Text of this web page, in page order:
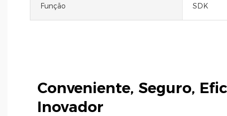
Função SDK
Conveniente, Seguro,
Inovador